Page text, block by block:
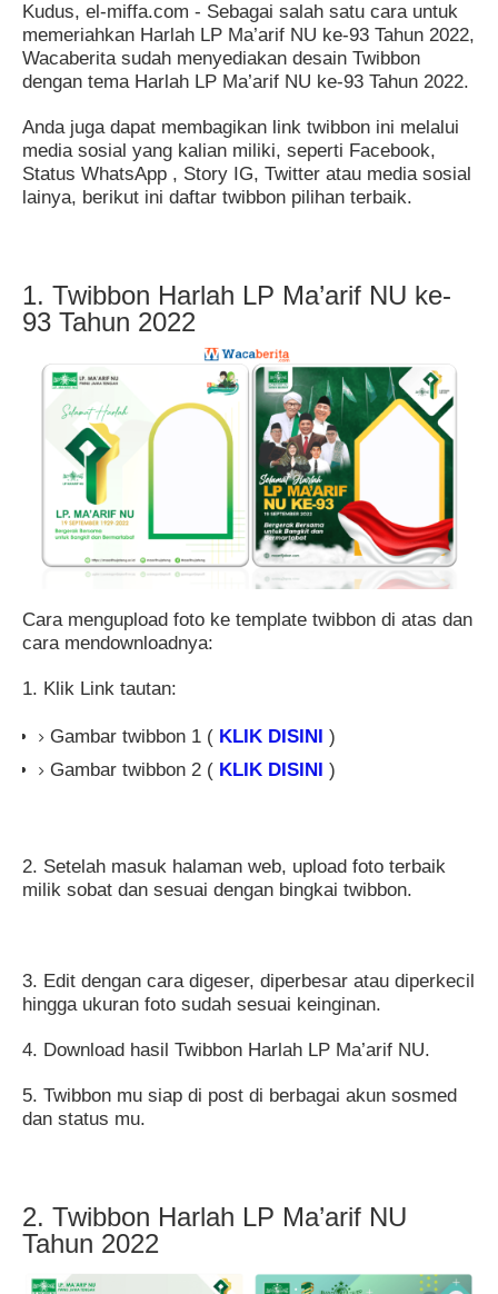
Kudus, el-miffa.com - Sebagai salah satu cara untuk
memeriahkan Harlah LP Ma’arif NU ke-93 Tahun 2022,
Wacaberita sudah menyediakan desain Twibbon
dengan tema Harlah LP Ma’arif NU ke-93 Tahun 2022.
Anda juga dapat membagikan link twibbon ini melalui
media sosial yang kalian miliki, seperti Facebook,
Status WhatsApp , Story IG, Twitter atau media sosial
lainya, berikut ini daftar twibbon pilihan terbaik.
1. Twibbon Harlah LP Ma’arif NU ke-
93 Tahun 2022
Cara mengupload foto ke template twibbon di atas dan
cara mendownloadnya:
1. Klik Link tautan:
Gambar twibbon 1 ( KLIK DISINI )
Gambar twibbon 2 ( KLIK DISINI )
2. Setelah masuk halaman web, upload foto terbaik
milik sobat dan sesuai dengan bingkai twibbon.
3. Edit dengan cara digeser, diperbesar atau diperkecil
hingga ukuran foto sudah sesuai keinginan.
4. Download hasil Twibbon Harlah LP Ma’arif NU.
5. Twibbon mu siap di post di berbagai akun sosmed
dan status mu.
2. Twibbon Harlah LP Ma’arif NU
Tahun 2022